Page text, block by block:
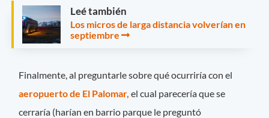
Leé también
Los micros de larga distancia volverían en
septiembre
Finalmente, al preguntarle sobre qué ocurriría con el
aeropuerto de El Palomar, el cual parecería que se
cerraría (harían en barrio parque le preguntó